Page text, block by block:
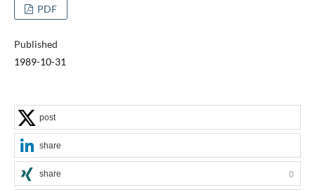
PDF
Published
1989-10-31
post
share
share 0